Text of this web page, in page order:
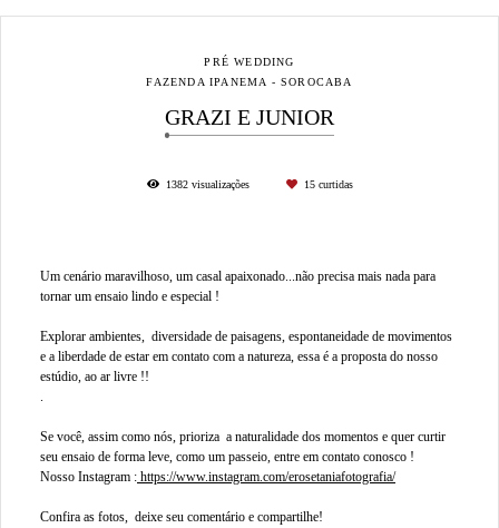
PRÉ WEDDING
FAZENDA IPANEMA - SOROCABA
GRAZI E JUNIOR
1382visualizações 15curtidas
Um cenário maravilhoso, um casal apaixonado...não precisa mais nada para
tornar um ensaio lindo e especial !
Explorar ambientes, diversidade de paisagens, espontaneidade de movimentos
e a liberdade de estar em contato com a natureza, essa é a proposta do nosso
estúdio, ao ar livre !!
Se você, assim como nós, prioriza a naturalidade dos momentos e quer curtir
seu ensaio de forma leve, como um passeio, entre em contato conosco !
Nosso Instagram : https://www.instagram.com/erosetaniafotografia/
Confira as fotos, deixe seu comentário e compartilhe!